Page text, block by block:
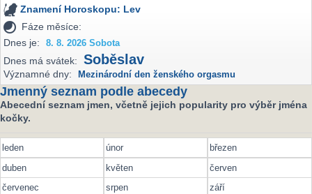
Znamení Horoskopu: Lev
Fáze měsíce:
Dnes je:
8. 8. 2026 Sobota
Dnes má svátek: Soběslav
Významné dny: Mezinárodní den ženského orgasmu
Jmenný seznam podle abecedy
Abecední seznam jmen, včetně jejich popularity pro výběr jména
kočky.
leden únor
březen
duben
květen
červen
červenec
srpen
září